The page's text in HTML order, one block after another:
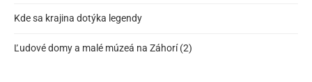
Kde sa krajina dotýka legendy
Ľudové domy a malé múzeá na Záhorí (2)